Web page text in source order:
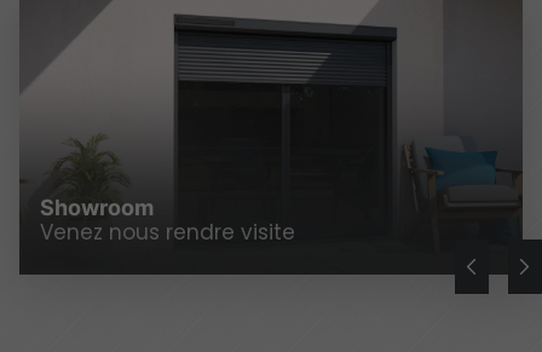
Showroom
Venez nous rendre visite